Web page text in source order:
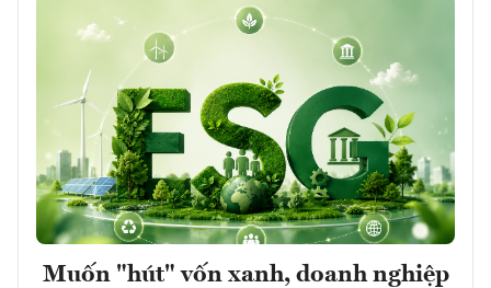
Muốn "hút" vốn xanh, doanh nghiệp